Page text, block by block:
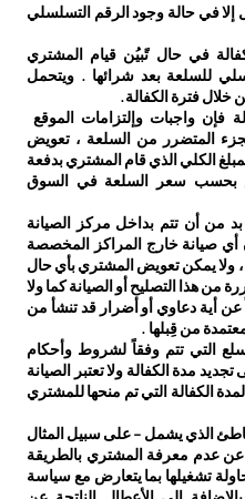
إلا في حالة وجود الرقم التسلسلي
في حال تًبيُن قيام المشتري
للسلعة بعد شرائها . ويتحمل
فترة الكفالة.
فإن واجبات وإلتزامات الموقع
المتضرر من السلعة ، تعويض
الكلي الذي قام المشتري بدفعة
بحسب سعر السلعة في السوق
بد من أن تتم بداخل مركز الصيانة
أي صيانة خارج المراكز المخصصة
، ولا يمكن تعويض المشتري بأي حال
من هذا التصليح أو الصيانة كما ولا
أية دعاوي أو أضرار قد تنشأ من
من قِبلها .
التي تتم وفقاً لشروط وأحكام
تجديد مدة الكفالة ولا تعتبر الصيانة
الكفالة التي تم منحها للمشتري
الذي يشمل - على سبيل المثال
عن عدم معرفة المشتري بالطريقة
تشغيلها بما يتعارض مع سياسة